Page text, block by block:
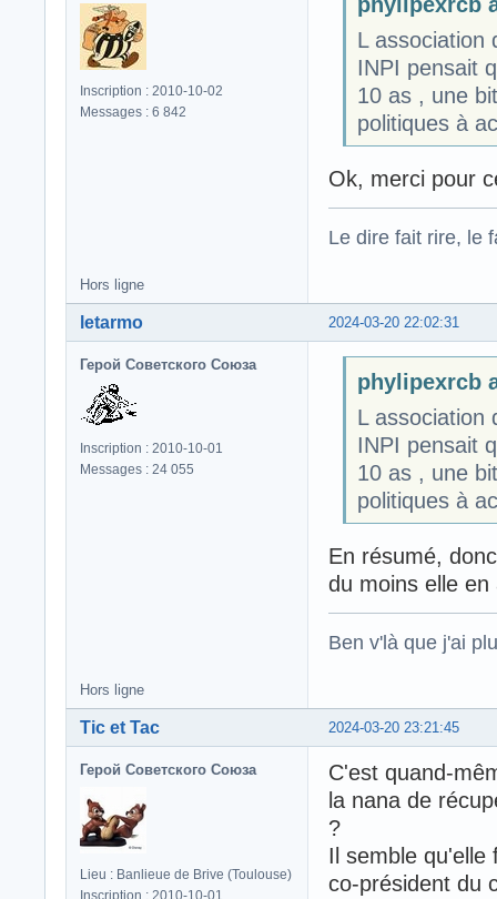
Inscription : 2010-10-02
Messages : 6 842
L association
INPI pensait
10 as , une
politiques à
Ok, merci pour
Le dire fait rire, le
Hors ligne
2024-03-20 22:02:31
letarmo
Герой Советского Союза
Inscription : 2010-10-01
Messages : 24 055
phylipexrcb
L association
INPI pensait
10 as , une
politiques à
En résumé,
du moins elle
Ben v'là que j'ai
Hors ligne
2024-03-20 23:21:45
Tic et Tac
Герой Советского Союза
Lieu : Banlieue de Brive (Toulouse)
Inscription : 2010-10-01
C'est quand-
la nana de
?
Il semble qu'elle
co-président du